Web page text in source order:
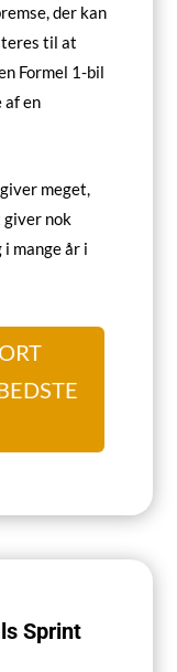
der kan
til at
Formel 1-bil
af en
meget,
giver nok
mange år i
Sprint